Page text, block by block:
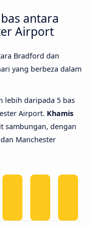
antara
Airport
Bradford dan
yang berbeza dalam
lebih daripada 5 bas
Airport. Khamis
sambungan, dengan
Manchester